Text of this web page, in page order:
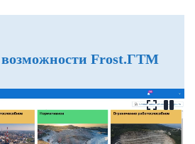
Frost.ГТМ